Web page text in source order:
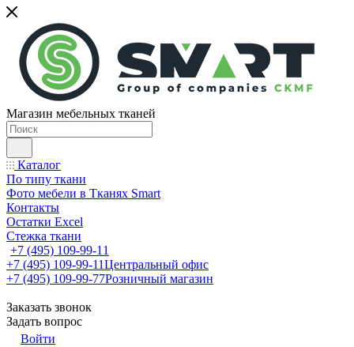
Магазин мебельных тканей
Каталог
По типу ткани
Фото мебели в Тканях Smart
Контакты
Остатки Excel
Стежка ткани
+7 (495) 109-99-11
+7 (495) 109-99-11Центральный офис
+7 (495) 109-99-77Розничный магазин
Заказать звонок
Задать вопрос
Войти